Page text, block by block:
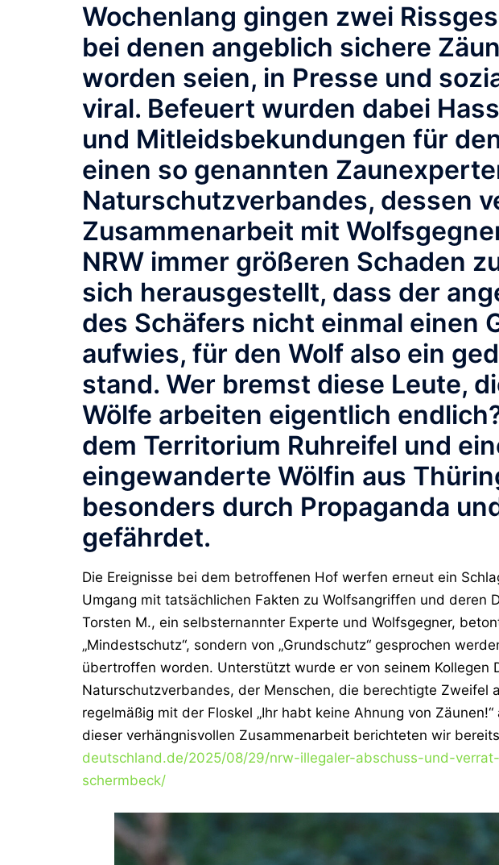
Wochenlang gingen zwei
bei denen angeblich sichere
worden seien, in Presse und
viral. Befeuert wurden dabei
und Mitleidsbekundungen für
einen so genannten
Naturschutzverbandes, dessen
Zusammenarbeit mit
NRW immer größeren Schaden
sich herausgestellt, dass der
des Schäfers nicht einmal einen
aufwies, für den Wolf also ein
stand. Wer bremst diese Leute,
Wölfe arbeiten eigentlich
dem Territorium Ruhreifel und
eingewanderte Wölfin aus
besonders durch Propaganda
gefährdet.
Die Ereignisse bei dem betroffenen Hof werfen erneut ein
Umgang mit tatsächlichen Fakten zu Wolfsangriffen und deren
Torsten M., ein selbsternannter Experte und Wolfsgegner,
„Mindestschutz“, sondern von „Grundschutz“ gesprochen
übertroffen worden. Unterstützt wurde er von seinem Kollegen
Naturschutzverbandes, der Menschen, die berechtigte Zweifel
regelmäßig mit der Floskel „Ihr habt keine Ahnung von
dieser verhängnisvollen Zusammenarbeit berichteten wir
deutschland.de/2025/08/29/nrw-illegaler-abschuss-und-
schermbeck/